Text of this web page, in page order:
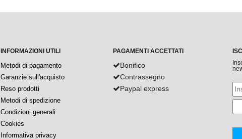
INFORMAZIONI UTILI
Metodi di pagamento
Garanzie sull'acquisto
Reso prodotti
Metodi di spedizione
Condizioni generali
Cookies
Informativa privacy
PAGAMENTI ACCETTATI
Bonifico
Contrassegno
Paypal express